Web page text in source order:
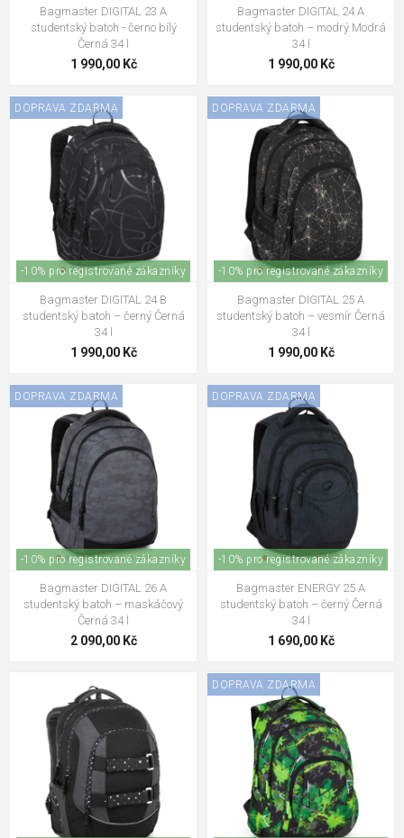
Bagmaster DIGITAL 23 A
studentský batoh - černo bílý
Černá 34 l
1 990,00 Kč
Bagmaster DIGITAL 24 A
studentský batoh – modrý Modrá
34 l
1 990,00 Kč
DOPRAVA ZDARMA
-10% pro registrované zákazníky
Bagmaster DIGITAL 24 B
studentský batoh – černý Černá
34 l
1 990,00 Kč
DOPRAVA ZDARMA
-10% pro registrované zákazníky
Bagmaster DIGITAL 25 A
studentský batoh – vesmír Černá
34 l
1 990,00 Kč
DOPRAVA ZDARMA
-10% pro registrované zákazníky
Bagmaster DIGITAL 26 A
studentský batoh – maskáčový
Černá 34 l
2 090,00 Kč
DOPRAVA ZDARMA
-10% pro registrované zákazníky
Bagmaster ENERGY 25 A
studentský batoh – černý Černá
34 l
1 690,00 Kč
DOPRAVA ZDARMA